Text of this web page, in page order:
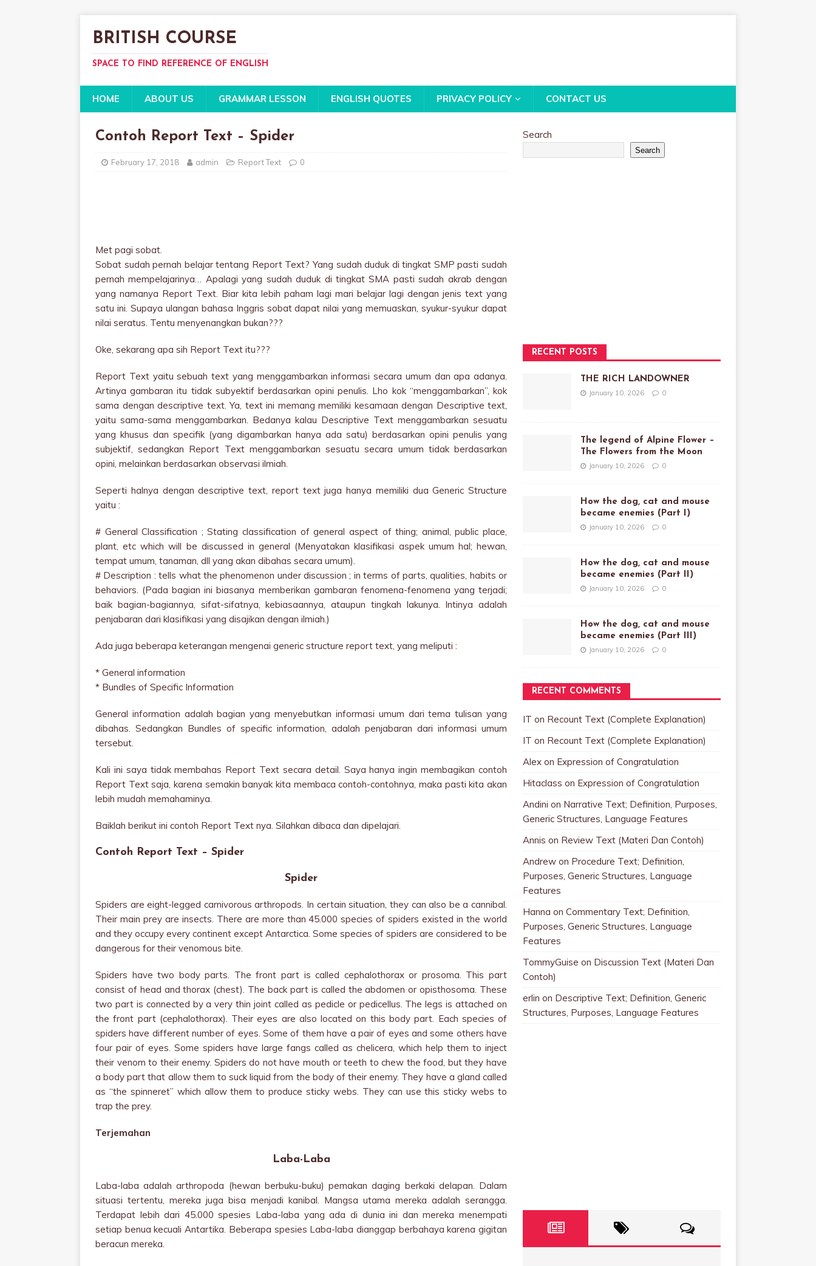
BRITISH COURSE
SPACE TO FIND REFERENCE OF ENGLISH
HOME ABOUT US GRAMMAR LESSON ENGLISH QUOTES PRIVACY POLICY CONTACT US
Contoh Report Text – Spider
February 17, 2018 admin Report Text 0
Met pagi sobat.
Sobat sudah pernah belajar tentang Report Text? Yang sudah duduk di tingkat SMP pasti sudah
pernah mempelajarinya… Apalagi yang sudah duduk di tingkat SMA pasti sudah akrab dengan
yang namanya Report Text. Biar kita lebih paham lagi mari belajar lagi dengan jenis text yang
satu ini. Supaya ulangan bahasa Inggris sobat dapat nilai yang memuaskan, syukur-syukur dapat
nilai seratus. Tentu menyenangkan bukan???
Oke, sekarang apa sih Report Text itu???
Report Text yaitu sebuah text yang menggambarkan informasi secara umum dan apa adanya.
Artinya gambaran itu tidak subyektif berdasarkan opini penulis. Lho kok “menggambarkan”, kok
sama dengan descriptive text. Ya, text ini memang memiliki kesamaan dengan Descriptive text,
yaitu sama-sama menggambarkan. Bedanya kalau Descriptive Text menggambarkan sesuatu
yang khusus dan specifik (yang digambarkan hanya ada satu) berdasarkan opini penulis yang
subjektif, sedangkan Report Text menggambarkan sesuatu secara umum tidak berdasarkan
opini, melainkan berdasarkan observasi ilmiah.
Seperti halnya dengan descriptive text, report text juga hanya memiliki dua Generic Structure
yaitu :
# General Classification ; Stating classification of general aspect of thing; animal, public place,
plant, etc which will be discussed in general (Menyatakan klasifikasi aspek umum hal; hewan,
tempat umum, tanaman, dll yang akan dibahas secara umum).
# Description : tells what the phenomenon under discussion ; in terms of parts, qualities, habits or
behaviors. (Pada bagian ini biasanya memberikan gambaran fenomena-fenomena yang terjadi;
baik bagian-bagiannya, sifat-sifatnya, kebiasaannya, ataupun tingkah lakunya. Intinya adalah
penjabaran dari klasifikasi yang disajikan dengan ilmiah.)
Ada juga beberapa keterangan mengenai generic structure report text, yang meliputi :
* General information
* Bundles of Specific Information
General information adalah bagian yang menyebutkan informasi umum dari tema tulisan yang
dibahas. Sedangkan Bundles of specific information, adalah penjabaran dari informasi umum
tersebut.
Kali ini saya tidak membahas Report Text secara detail. Saya hanya ingin membagikan contoh
Report Text saja, karena semakin banyak kita membaca contoh-contohnya, maka pasti kita akan
lebih mudah memahaminya.
Baiklah berikut ini contoh Report Text nya. Silahkan dibaca dan dipelajari.
Contoh Report Text – Spider
Spider
Spiders are eight-legged carnivorous arthropods. In certain situation, they can also be a cannibal.
Their main prey are insects. There are more than 45.000 species of spiders existed in the world
and they occupy every continent except Antarctica. Some species of spiders are considered to be
dangerous for their venomous bite.
Spiders have two body parts. The front part is called cephalothorax or prosoma. This part
consist of head and thorax (chest). The back part is called the abdomen or opisthosoma. These
two part is connected by a very thin joint called as pedicle or pedicellus. The legs is attached on
the front part (cephalothorax). Their eyes are also located on this body part. Each species of
spiders have different number of eyes. Some of them have a pair of eyes and some others have
four pair of eyes. Some spiders have large fangs called as chelicera, which help them to inject
their venom to their enemy. Spiders do not have mouth or teeth to chew the food, but they have
a body part that allow them to suck liquid from the body of their enemy. They have a gland called
as “the spinneret” which allow them to produce sticky webs. They can use this sticky webs to
trap the prey.
Terjemahan
Laba-Laba
Laba-laba adalah arthropoda (hewan berbuku-buku) pemakan daging berkaki delapan. Dalam
situasi tertentu, mereka juga bisa menjadi kanibal. Mangsa utama mereka adalah serangga.
Terdapat lebih dari 45.000 spesies Laba-laba yang ada di dunia ini dan mereka menempati
setiap benua kecuali Antartika. Beberapa spesies Laba-laba dianggap berbahaya karena gigitan
beracun mereka.
Search
Search
RECENT POSTS
THE RICH LANDOWNER
January 10, 2026 0
The legend of Alpine Flower –
The Flowers from the Moon
January 10, 2026 0
How the dog, cat and mouse
became enemies (Part I)
January 10, 2026 0
How the dog, cat and mouse
became enemies (Part II)
January 10, 2026 0
How the dog, cat and mouse
became enemies (Part III)
January 10, 2026 0
RECENT COMMENTS
IT on Recount Text (Complete Explanation)
IT on Recount Text (Complete Explanation)
Alexon Expression of Congratulation
Hitaclass on Expression of Congratulation
Andini on Narrative Text; Definition, Purposes,
Generic Structures, Language Features
Annis on Review Text (Materi Dan Contoh)
Andrewon Procedure Text; Definition,
Purposes, Generic Structures, Language
Features
Hanna on Commentary Text; Definition,
Purposes, Generic Structures, Language
Features
TommyGuise on Discussion Text (Materi Dan
Contoh)
erlin on Descriptive Text; Definition, Generic
Structures, Purposes, Language Features